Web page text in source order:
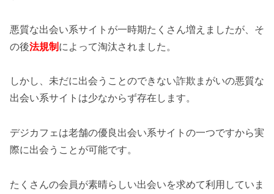
悪質な出会い系サイトが一時期たくさん増えましたが、そ
の後法規制によって淘汰されました。
しかし、未だに出会うことのできない詐欺まがいの悪質な
出会い系サイトは少なからず存在します。
デジカフェは老舗の優良出会い系サイトの一つですから実
際に出会うことが可能です。
たくさんの会員が素晴らしい出会いを求めて利用していま